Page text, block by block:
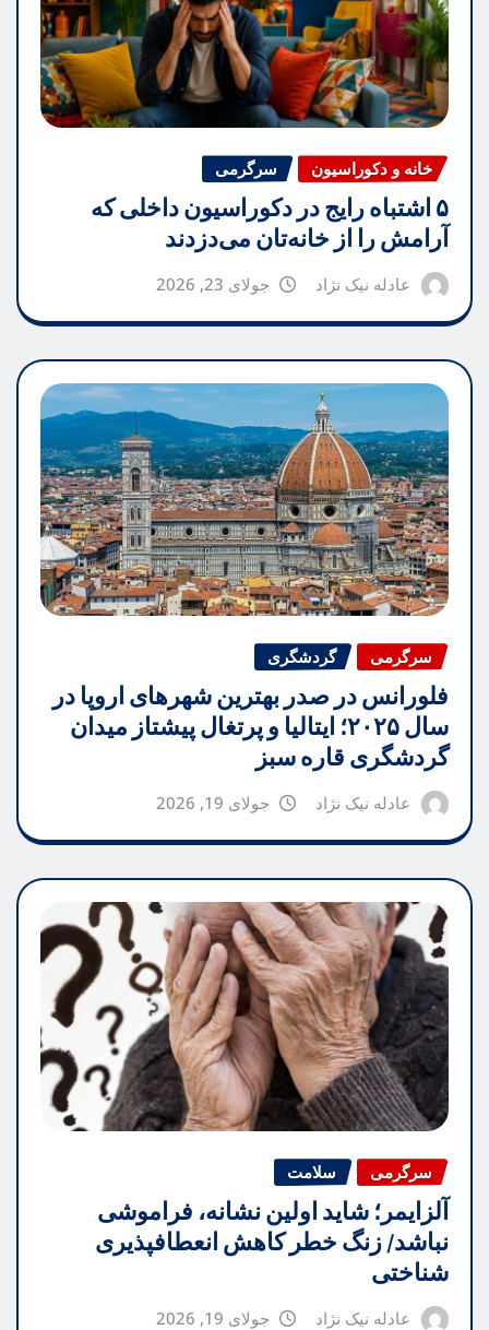
خانه و دکوراسیون سرگرمی
۵ اشتباه رایج در دکوراسیون داخلی که
آرامش را از خانه‌تان می‌دزدند
عادله نیک نژاد جولای 23, 2026
سرگرمی گردشگری
فلورانس در صدر بهترین شهرهای اروپا در
سال ۲۰۲۵؛ ایتالیا و پرتغال پیشتاز میدان
گردشگری قاره سبز
عادله نیک نژاد جولای 19, 2026
سرگرمی سلامت
آلزایمر؛ شاید اولین نشانه، فراموشی
نباشد/ زنگ خطر کاهش انعطافپذیری
شناختی
عادله نیک نژاد جولای 19, 2026